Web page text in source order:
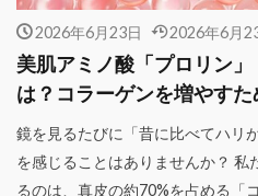
2026年6月23日 2026年6月
美肌アミノ酸「プロリン
は？コラーゲンを増やす
鏡を見るたびに「昔に比べてハリ
を感じることはありませんか？
るのは、真皮の約70%を占める「